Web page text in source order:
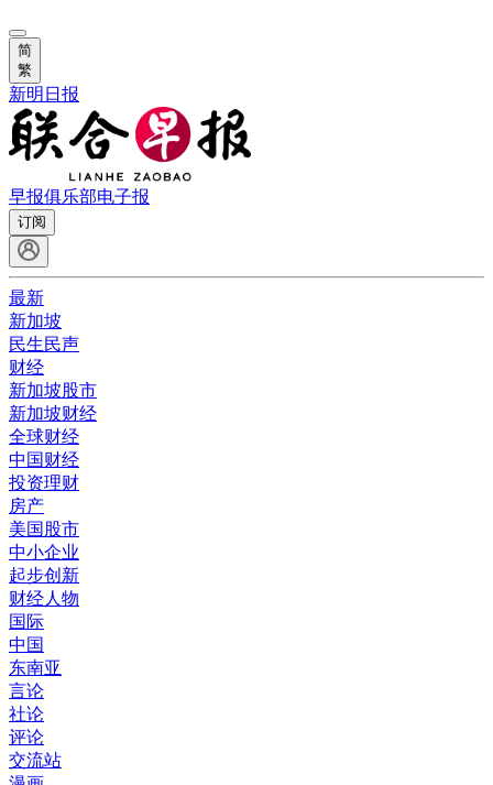
简
繁
新明日报
早报俱乐部电子报
订阅
最新
新加坡
民生民声
财经
新加坡股市
新加坡财经
全球财经
中国财经
投资理财
房产
美国股市
中小企业
起步创新
财经人物
国际
中国
东南亚
言论
社论
评论
交流站